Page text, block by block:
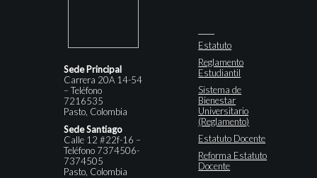
Sede Principal
Carrera 20A 14-54
– Teléfono
7216535
Pasto, Colombia
Sede Santiago
Calle 12 #22f-16 –
Teléfono 7374506-
7374505
Pasto, Colombia
Estatuto
Reglamento
Estudiantil
Sistema de
Bienestar
Universitario
(Reglamento)
Estatuto Docente
Reforma Estatuto
Docente